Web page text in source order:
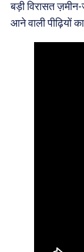
बड़ी विरासत
आने वाली पीढ़ियों